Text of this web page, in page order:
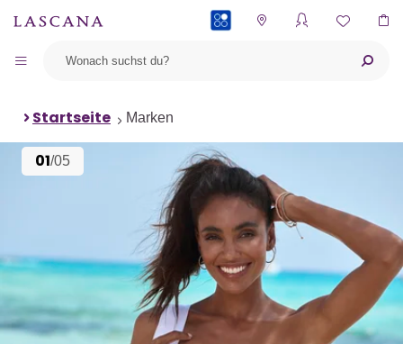
Startseite Marken
01/05